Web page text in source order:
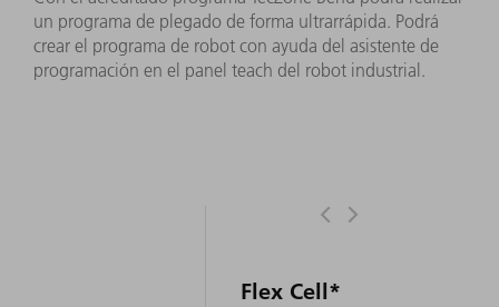
un programa de plegado de forma ultrarrápida. Podrá
crear el programa de robot con ayuda del asistente de
programación en el panel teach del robot industrial.
Flex Cell*